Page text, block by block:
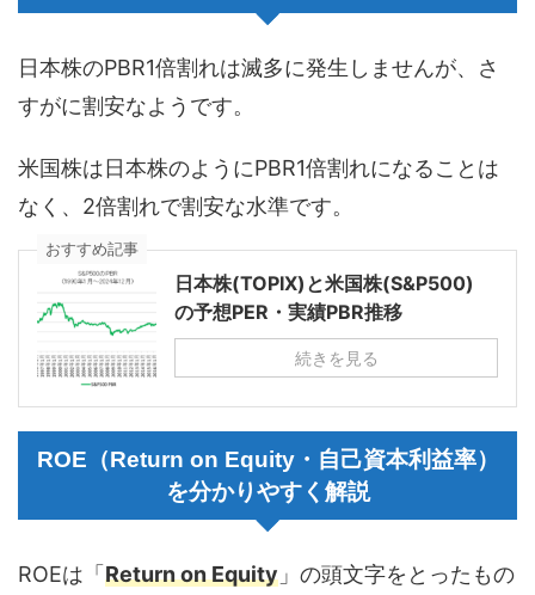
日本株のPBR1倍割れは滅多に発生しませんが、さ
すがに割安なようです。
米国株は日本株のようにPBR1倍割れになることは
なく、2倍割れで割安な水準です。
おすすめ記事
日本株(TOPIX)と米国株(S&P500)
の予想PER・実績PBR推移
続きを見る
ROE（Return on Equity・自己資本利益率）
を分かりやすく解説
ROEは「 Return on Equity 」の頭文字をとったもの